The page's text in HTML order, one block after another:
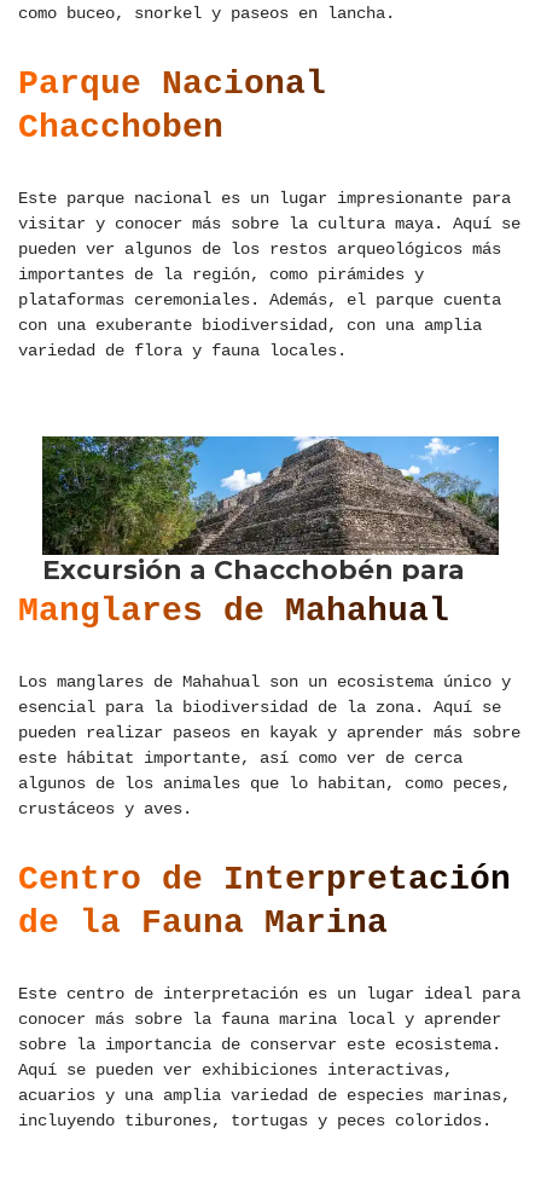
como buceo, snorkel y paseos en lancha.
Parque Nacional
Chacchoben
Este parque nacional es un lugar impresionante para
visitar y conocer más sobre la cultura maya. Aquí se
pueden ver algunos de los restos arqueológicos más
importantes de la región, como pirámides y
plataformas ceremoniales. Además, el parque cuenta
con una exuberante biodiversidad, con una amplia
variedad de flora y fauna locales.
Manglares de Mahahual
Los manglares de Mahahual son un ecosistema único y
esencial para la biodiversidad de la zona. Aquí se
pueden realizar paseos en kayak y aprender más sobre
este hábitat importante, así como ver de cerca
algunos de los animales que lo habitan, como peces,
crustáceos y aves.
Centro de Interpretación
de la Fauna Marina
Este centro de interpretación es un lugar ideal para
conocer más sobre la fauna marina local y aprender
sobre la importancia de conservar este ecosistema.
Aquí se pueden ver exhibiciones interactivas,
acuarios y una amplia variedad de especies marinas,
incluyendo tiburones, tortugas y peces coloridos.